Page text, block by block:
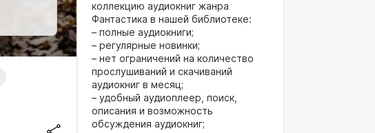
коллекцию аудиокниг жанра
Фантастика в нашей библиотеке:
– полные аудиокниги;
– регулярные новинки;
– нет ограничений на количество
прослушиваний и скачиваний
аудиокниг в месяц;
– удобный аудиоплеер, поиск,
описания и возможность
обсуждения аудиокниг;